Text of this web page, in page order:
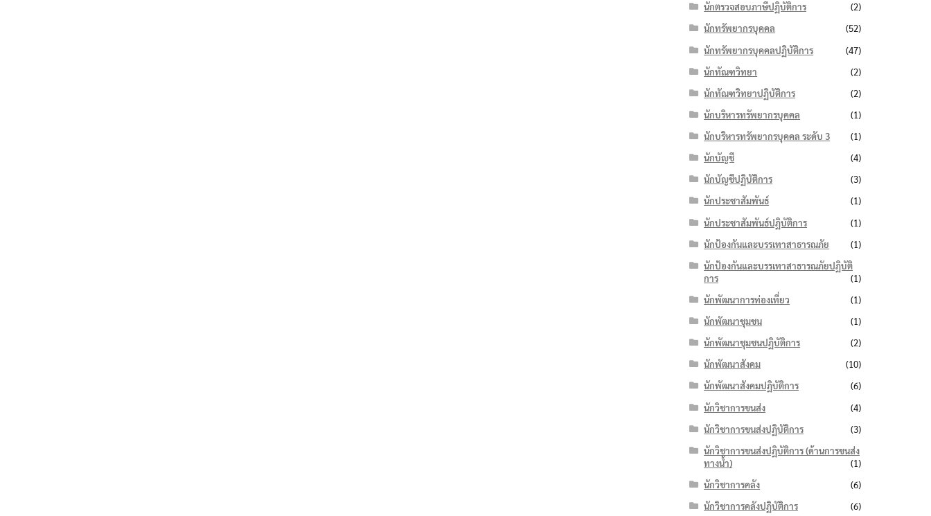
นักตรวจสอบภาษีปฏิบัติการ
(2)
นักทรัพยากรบุคคล
(52)
นักทรัพยากรบุคคลปฏิบัติการ
(47)
นักทัณฑวิทยา
(2)
นักทัณฑวิทยาปฏิบัติการ
(2)
นักบริหารทรัพยากรบุคคล
(1)
นักบริหารทรัพยากรบุคคล ระดับ 3
(1)
นักบัญชี
(4)
นักบัญชีปฏิบัติการ
(3)
นักประชาสัมพันธ์
(1)
นักประชาสัมพันธ์ปฏิบัติการ
(1)
นักป้องกันและบรรเทาสาธารณภัย
(1)
นักป้องกันและบรรเทาสาธารณภัยปฏิบัติ
การ
(1)
นักพัฒนาการท่องเที่ยว
(1)
นักพัฒนาชุมชน
(1)
นักพัฒนาชุมชนปฏิบัติการ
(2)
นักพัฒนาสังคม
(10)
นักพัฒนาสังคมปฏิบัติการ
(6)
นักวิชาการขนส่ง
(4)
นักวิชาการขนส่งปฏิบัติการ
(3)
นักวิชาการขนส่งปฏิบัติการ (ด้านการขนส่ง
ทางน้ำ)
(1)
นักวิชาการคลัง
(6)
นักวิชาการคลังปฏิบัติการ
(6)